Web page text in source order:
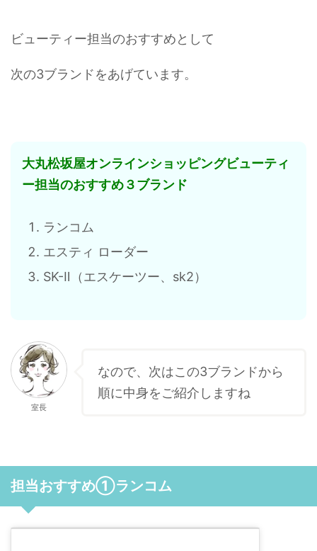
ビューティー担当のおすすめとして
次の3ブランドをあげています。
大丸松坂屋オンラインショッピングビューティ
ー担当のおすすめ３ブランド
ランコム
エスティ ローダー
SK-Ⅱ（エスケーツー、sk2）
室長
なので、次はこの3ブランドから
順に中身をご紹介しますね
担当おすすめ①ランコム